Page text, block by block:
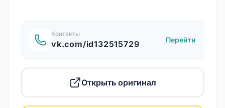
Контакты
vk.com/id132515729 Перейти
Открыть оригинал